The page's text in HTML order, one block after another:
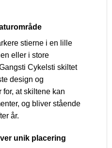
stierne i en lille
eller i store
Cykelsti skiltet
design og
at skiltene kan
og bliver stående
år.
unik placering